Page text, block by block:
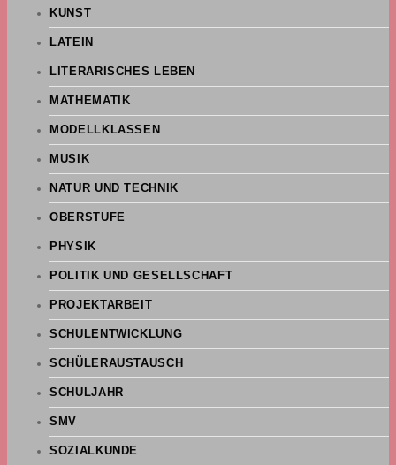
KUNST
LATEIN
LITERARISCHES LEBEN
MATHEMATIK
MODELLKLASSEN
MUSIK
NATUR UND TECHNIK
OBERSTUFE
PHYSIK
POLITIK UND GESELLSCHAFT
PROJEKTARBEIT
SCHULENTWICKLUNG
SCHÜLERAUSTAUSCH
SCHULJAHR
SMV
SOZIALKUNDE